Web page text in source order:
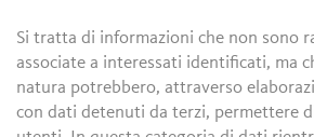
Si tratta di informazioni che non sono
associate a interessati identificati, ma
natura potrebbero, attraverso
con dati detenuti da terzi, permettere